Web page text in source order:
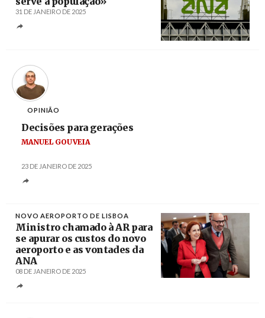
31 DE JANEIRO DE 2025
OPINIÃO
Decisões para gerações
MANUEL GOUVEIA
23 DE JANEIRO DE 2025
NOVO AEROPORTO DE LISBOA
Ministro chamado à AR para
se apurar os custos do novo
aeroporto e as vontades da
ANA
08 DE JANEIRO DE 2025